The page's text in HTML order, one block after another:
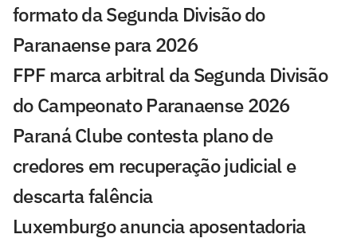
formato da Segunda Divisão do
Paranaense para 2026
FPF marca arbitral da Segunda Divisão
do Campeonato Paranaense 2026
Paraná Clube contesta plano de
credores em recuperação judicial e
descarta falência
Luxemburgo anuncia aposentadoria